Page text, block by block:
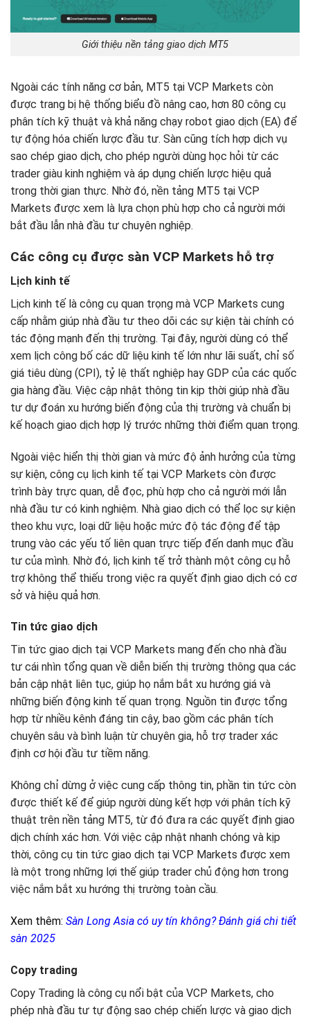
Giới thiệu nền tảng giao dịch MT5
Ngoài các tính năng cơ bản, MT5 tại VCP Markets còn
được trang bị hệ thống biểu đồ nâng cao, hơn 80 công cụ
phân tích kỹ thuật và khả năng chạy robot giao dịch (EA) để
tự động hóa chiến lược đầu tư. Sàn cũng tích hợp dịch vụ
sao chép giao dịch, cho phép người dùng học hỏi từ các
trader giàu kinh nghiệm và áp dụng chiến lược hiệu quả
trong thời gian thực. Nhờ đó, nền tảng MT5 tại VCP
Markets được xem là lựa chọn phù hợp cho cả người mới
bắt đầu lẫn nhà đầu tư chuyên nghiệp.
Các công cụ được sàn VCP Markets hỗ trợ
Lịch kinh tế
Lịch kinh tế là công cụ quan trọng mà VCP Markets cung
cấp nhằm giúp nhà đầu tư theo dõi các sự kiện tài chính có
tác động mạnh đến thị trường. Tại đây, người dùng có thể
xem lịch công bố các dữ liệu kinh tế lớn như lãi suất, chỉ số
giá tiêu dùng (CPI), tỷ lệ thất nghiệp hay GDP của các quốc
gia hàng đầu. Việc cập nhật thông tin kịp thời giúp nhà đầu
tư dự đoán xu hướng biến động của thị trường và chuẩn bị
kế hoạch giao dịch hợp lý trước những thời điểm quan trọng.
Ngoài việc hiển thị thời gian và mức độ ảnh hưởng của từng
sự kiện, công cụ lịch kinh tế tại VCP Markets còn được
trình bày trực quan, dễ đọc, phù hợp cho cả người mới lẫn
nhà đầu tư có kinh nghiệm. Nhà giao dịch có thể lọc sự kiện
theo khu vực, loại dữ liệu hoặc mức độ tác động để tập
trung vào các yếu tố liên quan trực tiếp đến danh mục đầu
tư của mình. Nhờ đó, lịch kinh tế trở thành một công cụ hỗ
trợ không thể thiếu trong việc ra quyết định giao dịch có cơ
sở và hiệu quả hơn.
Tin tức giao dịch
Tin tức giao dịch tại VCP Markets mang đến cho nhà đầu
tư cái nhìn tổng quan về diễn biến thị trường thông qua các
bản cập nhật liên tục, giúp họ nắm bắt xu hướng giá và
những biến động kinh tế quan trọng. Nguồn tin được tổng
hợp từ nhiều kênh đáng tin cậy, bao gồm các phân tích
chuyên sâu và bình luận từ chuyên gia, hỗ trợ trader xác
định cơ hội đầu tư tiềm năng.
Không chỉ dừng ở việc cung cấp thông tin, phần tin tức còn
được thiết kế để giúp người dùng kết hợp với phân tích kỹ
thuật trên nền tảng MT5, từ đó đưa ra các quyết định giao
dịch chính xác hơn. Với việc cập nhật nhanh chóng và kịp
thời, công cụ tin tức giao dịch tại VCP Markets được xem
là một trong những lợi thế giúp trader chủ động hơn trong
việc nắm bắt xu hướng thị trường toàn cầu.
Xem thêm: Sàn Long Asia có uy tín không? Đánh giá chi tiết
sàn 2025
Copy trading
Copy Trading là công cụ nổi bật của VCP Markets, cho
phép nhà đầu tư tự động sao chép chiến lược và giao dịch